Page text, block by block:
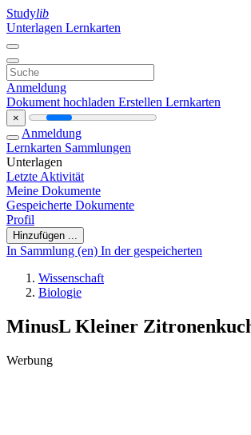
Studylib
Unterlagen Lernkarten
Anmeldung
Dokument hochladen Erstellen Lernkarten
×
Anmeldung
Lernkarten Sammlungen
Unterlagen
Letzte Aktivität
Meine Dokumente
Gespeicherte Dokumente
Profil
Hinzufügen ...
In Sammlung (en) In der gespeicherten
Wissenschaft
Biologie
MinusL Kleiner
Werbung